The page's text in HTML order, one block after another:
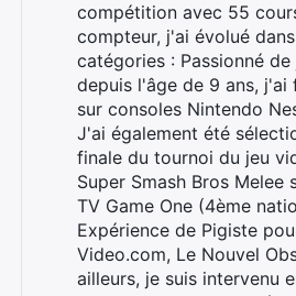
compétition avec 55
compteur, j'ai évolué
catégories : Passionné
depuis l'âge de 9 ans, j'ai
sur consoles Nintendo
J'ai également été
finale du tournoi du jeu
Super Smash Bros Melee
TV Game One (4ème
Expérience de Pigiste
Video.com, Le Nouvel
ailleurs, je suis intervenu